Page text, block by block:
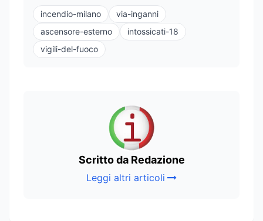
incendio-milano
via-inganni
ascensore-esterno
intossicati-18
vigili-del-fuoco
Scritto da Redazione
Leggi altri articoli